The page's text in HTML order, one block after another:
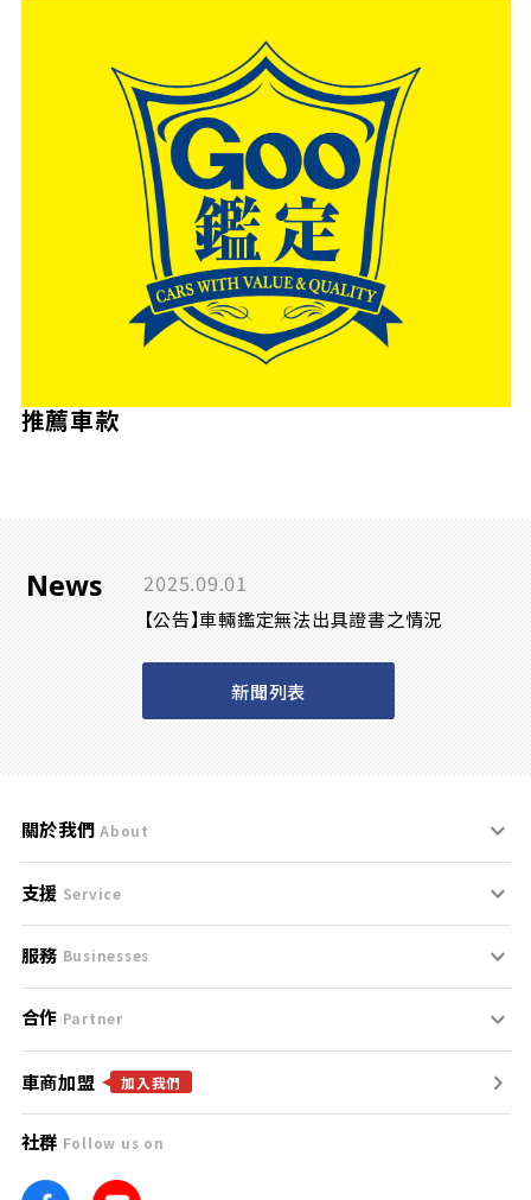
推薦車款
News 2025.09.01
【公告】車輛鑑定無法出具證書之情況
新聞列表
關於我們 About
刊登規範
服務條款
免責聲明
隱私權政策
團隊
支援 Service
支援中心
聯絡我們
服務 Businesses
什麼是Goo鑑定？
找好車
找好店
合作 Partner
合作夥伴
廣告合作
車商加盟 加入我們
社群 Follow us on